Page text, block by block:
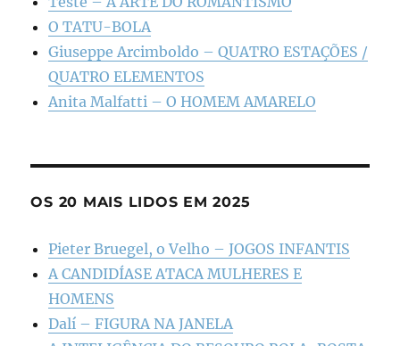
O TATU-BOLA
Giuseppe Arcimboldo – QUATRO ESTAÇÕES /
QUATRO ELEMENTOS
Anita Malfatti – O HOMEM AMARELO
OS 20 MAIS LIDOS EM 2025
Pieter Bruegel, o Velho – JOGOS INFANTIS
A CANDIDÍASE ATACA MULHERES E
HOMENS
Dalí – FIGURA NA JANELA